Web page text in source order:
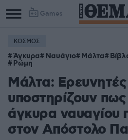
Games
ΚΟΣΜΟΣ
Άγκυρα Ναυάγιο Μάλτα
Ρώμη
Μάλτα: Ερευνητές
υποστηρίζουν
άγκυρα ναυαγίου
στον Απόστολο